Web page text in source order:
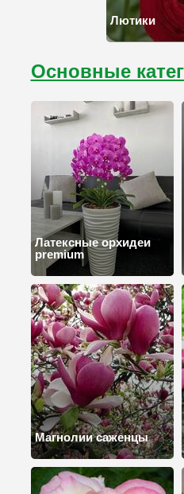
Лютики
Основные
Латексные орхидеи
premium
Магнолии саженцы